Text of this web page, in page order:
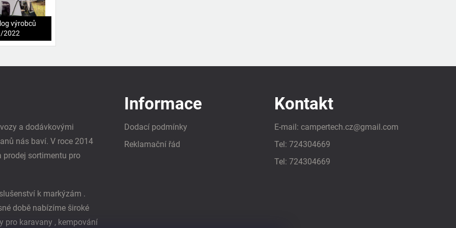
výrobců
2022
a dodávkovými
nás baví. V roce 2014
prodej sortimentu pro
k markýzám .
době nabízíme široké
pro karavany , kempování
Informace
Dodací podmínky
Reklamační řád
Kontakt
E-mail: campertech.cz@gmail.com
Tel: 724304669
Tel: 724304669